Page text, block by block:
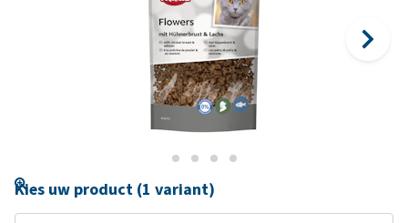
Kies uw product (1 variant)